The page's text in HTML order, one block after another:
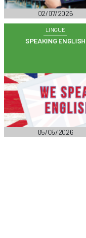
02/07/2026
LINGUE
SPEAKING ENGLISH
05/05/2026